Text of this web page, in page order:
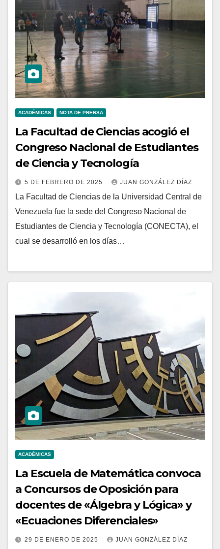
ACADÉMICAS NOTA DE PRENSA
La Facultad de Ciencias acogió el
Congreso Nacional de Estudiantes
de Ciencia y Tecnología
5 DE FEBRERO DE 2025 JUAN GONZÁLEZ DÍAZ
La Facultad de Ciencias de la Universidad Central de
Venezuela fue la sede del Congreso Nacional de
Estudiantes de Ciencia y Tecnología (CONECTA), el
cual se desarrolló en los días…
ACADÉMICAS
La Escuela de Matemática convoca
a Concursos de Oposición para
docentes de «Álgebra y Lógica» y
«Ecuaciones Diferenciales»
29 DE ENERO DE 2025 JUAN GONZÁLEZ DÍAZ